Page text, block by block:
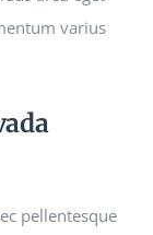
varius
pellentesque